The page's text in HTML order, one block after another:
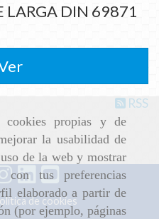
propias y de
la usabilidad de
de la web y mostrar
con tus preferencias
elaborado a partir de
(por ejemplo, páginas
LARGA DIN 69871
RSS
de cookies